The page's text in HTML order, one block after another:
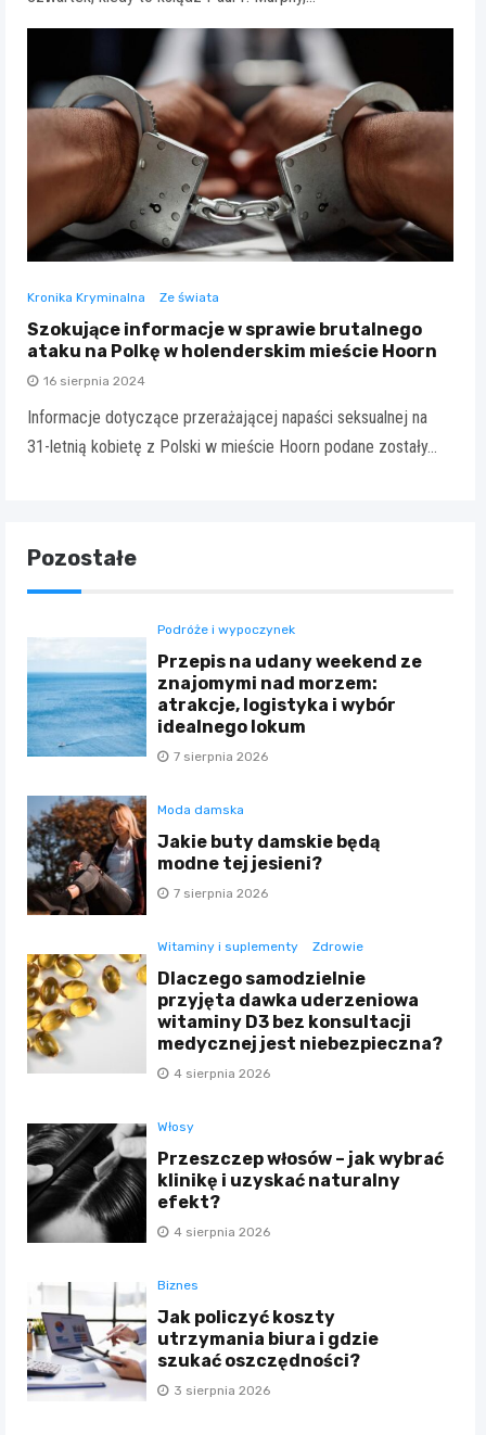
Kronika Kryminalna Ze świata
Szokujące informacje w sprawie brutalnego
ataku na Polkę w holenderskim mieście Hoorn
16 sierpnia 2024
Informacje dotyczące przerażającej napaści seksualnej na
31-letnią kobietę z Polski w mieście Hoorn podane zostały…
Pozostałe
Podróże i wypoczynek
Przepis na udany weekend ze
znajomymi nad morzem:
atrakcje, logistyka i wybór
idealnego lokum
7 sierpnia 2026
Moda damska
Jakie buty damskie będą
modne tej jesieni?
7 sierpnia 2026
Witaminy i suplementy Zdrowie
Dlaczego samodzielnie
przyjęta dawka uderzeniowa
witaminy D3 bez konsultacji
medycznej jest niebezpieczna?
4 sierpnia 2026
Włosy
Przeszczep włosów – jak wybrać
klinikę i uzyskać naturalny
efekt?
4 sierpnia 2026
Biznes
Jak policzyć koszty
utrzymania biura i gdzie
szukać oszczędności?
3 sierpnia 2026